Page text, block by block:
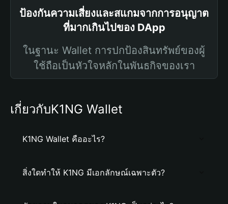
ป้องกันความเสี่ยงและสแกมจากการอนุญาต
ที่มากเกินไปของ DApp
ในฐานะ Wallet การปกป้องสินทรัพย์ของผู้
ใช้ถือเป็นหัวใจหลักในพันธกิจของเรา
เกี่ยวกับK1NG Wallet
K1NG Wallet คืออะไร?
สิ่งใดทำให้ K1NG มีเอกลักษณ์เฉพาะตัว?